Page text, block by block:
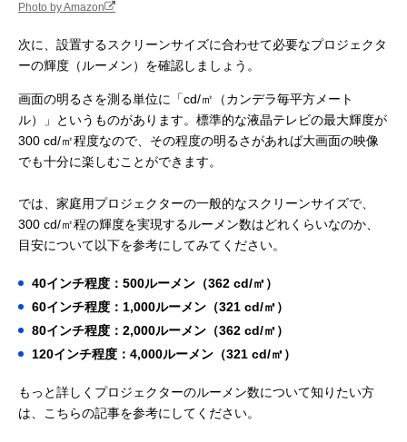
Photo by Amazon
次に、設置するスクリーンサイズに合わせて必要なプロジェクタ
ーの輝度（ルーメン）を確認しましょう。
画面の明るさを測る単位に「cd/㎡（カンデラ毎平方メート
ル）」というものがあります。標準的な液晶テレビの最大輝度が
300 cd/㎡程度なので、その程度の明るさがあれば大画面の映像
でも十分に楽しむことができます。
では、家庭用プロジェクターの一般的なスクリーンサイズで、
300 cd/㎡程の輝度を実現するルーメン数はどれくらいなのか、
目安について以下を参考にしてみてください。
40インチ程度：500ルーメン（362 cd/㎡）
60インチ程度：1,000ルーメン（321 cd/㎡）
80インチ程度：2,000ルーメン（362 cd/㎡）
120インチ程度：4,000ルーメン（321 cd/㎡）
もっと詳しくプロジェクターのルーメン数について知りたい方
は、こちらの記事を参考にしてください。